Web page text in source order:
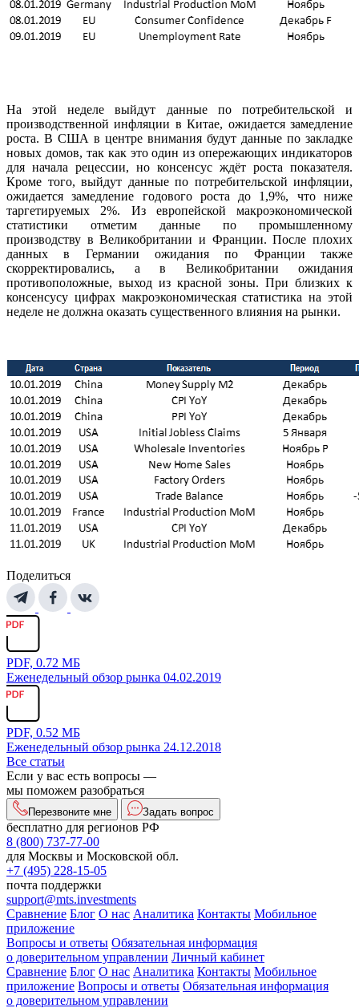
На этой неделе выйдут данные по потребительской и
производственной инфляции в Китае, ожидается замедление
роста. В США в центре внимания будут данные по закладке
новых домов, так как это один из опережающих индикаторов
для начала рецессии, но консенсус ждёт роста показателя.
Кроме того, выйдут данные по потребительской инфляции,
ожидается замедление годового роста до 1,9%, что ниже
таргетируемых 2%. Из европейской макроэкономической
статистики отметим данные по промышленному
производству в Великобритании и Франции. После плохих
данных в Германии ожидания по Франции также
скорректировались, а в Великобритании ожидания
противоположные, выход из красной зоны. При близких к
консенсусу цифрах макроэкономическая статистика на этой
неделе не должна оказать существенного влияния на рынки.
Поделиться
PDF, 0.72 МБ
Еженедельный обзор рынка 04.02.2019
PDF, 0.52 МБ
Еженедельный обзор рынка 24.12.2018
Все статьи
Если у вас есть вопросы —
мы поможем разобраться
Перезвоните мне Задать вопрос
бесплатно для регионов РФ
8 (800) 737-77-00
для Москвы и Московской обл.
+7 (495) 228-15-05
почта поддержки
support@mts.investments
Сравнение Блог О нас Аналитика Контакты Мобильное
приложение
Вопросы и ответы Обязательная информация
о доверительном управлении Личный кабинет
Сравнение Блог О нас Аналитика Контакты Мобильное
приложение Вопросы и ответы Обязательная информация
о доверительном управлении